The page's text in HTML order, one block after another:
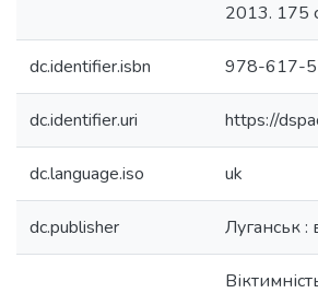
2013. 175
dc.identifier.isbn 978-617-
dc.identifier.uri https://
dc.language.iso uk
dc.publisher Луганськ :